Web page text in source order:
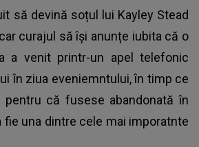
să devină soțul lui Kayley Stead
curajul să își anunțe iubita că o
a venit printr-un apel telefonic
în ziua eveniemntului, în timp ce
pentru că fusese abandonată în
fie una dintre cele mai imporatnte